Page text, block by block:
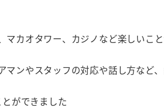
カオタワー、カジノなど楽しいこ
ンやスタッフの対応や話し方など
ができました